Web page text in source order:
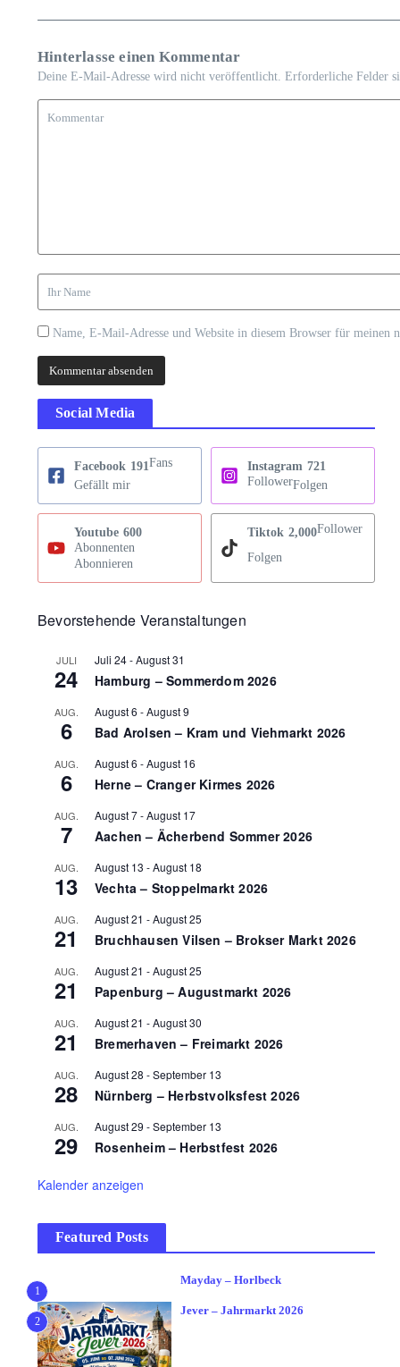
Hinterlasse einen Kommentar
Deine E-Mail-Adresse wird nicht veröffentlicht. Erforderliche Felder
Name, E-Mail-Adresse und Website in diesem Browser für meinen
Social Media
Facebook 191Fans
Gefällt mir
Instagram 721
FollowerFolgen
Youtube 600
Abonnenten
Abonnieren
Tiktok 2,000Follower
Folgen
Bevorstehende Veranstaltungen
JULI
24
Juli 24-August 31
Hamburg – Sommerdom 2026
AUG.
6
August 6 -August 9
Bad Arolsen – Kram und Viehmarkt 2026
AUG.
6
August 6 -August 16
Herne – Cranger Kirmes 2026
AUG.
7
August 7-August 17
Aachen – Ächerbend Sommer 2026
AUG.
13
August 13 -August 18
Vechta – Stoppelmarkt 2026
AUG.
21
August 21 -August 25
Bruchhausen Vilsen – Brokser Markt 2026
AUG.
21
August 21 -August 25
Papenburg – Augustmarkt 2026
AUG.
21
August 21 -August 30
Bremerhaven – Freimarkt 2026
AUG.
28
August 28 -September 13
Nürnberg – Herbstvolksfest 2026
AUG.
29
August 29 -September 13
Rosenheim – Herbstfest 2026
Kalender anzeigen
Featured Posts
1
Mayday – Horlbeck
2
Jever – Jahrmarkt 2026